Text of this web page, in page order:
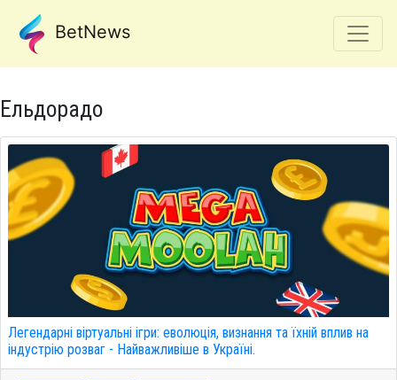
BetNews
Ельдорадо
Легендарні віртуальні ігри: еволюція, визнання та їхній вплив на
індустрію розваг - Найважливіше в Україні.